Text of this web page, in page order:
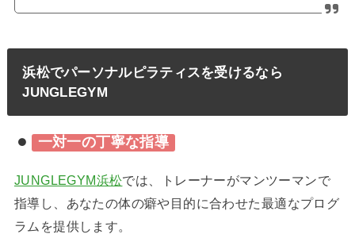
浜松でパーソナルピラティスを受けるなら
JUNGLEGYM
一対一の丁寧な指導
JUNGLEGYM浜松では、トレーナーがマンツーマンで
指導し、あなたの体の癖や目的に合わせた最適なプログ
ラムを提供します。